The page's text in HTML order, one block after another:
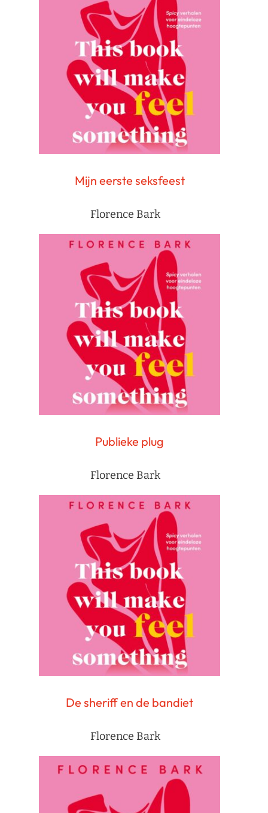
Mijn eerste seksfeest
Florence Bark
Publieke plug
Florence Bark
De sheriff en de bandiet
Florence Bark